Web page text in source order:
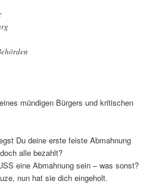
mündigen Bürgers und kritischen
Du deine erste feiste Abmahnung
alle bezahlt?
eine Abmahnung sein – was sonst?
nun hat sie dich eingeholt.